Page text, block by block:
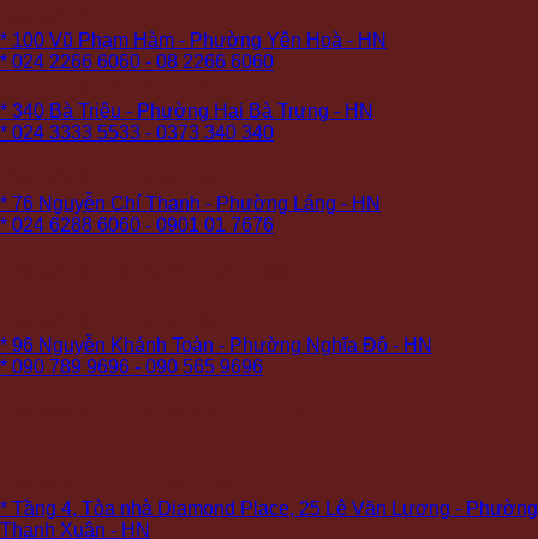
* 100 Vũ Phạm Hàm - Phường Yên Hoà - HN
* 024 2266 6060 - 08 2266 6060
* 340 Bà Triệu - Phường Hai Bà Trưng - HN
* 024 3333 5533 - 0373 340 340
* 76 Nguyễn Chí Thanh - Phường Láng - HN
* 024 6288 6060 - 0901 01 7676
* 96 Nguyễn Khánh Toàn - Phường Nghĩa Đô - HN
* 090 789 9696 - 090 565 9696
* Tầng 4, Tòa nhà Diamond Place, 25 Lê Văn Lương - Phường
Thanh Xuân - HN